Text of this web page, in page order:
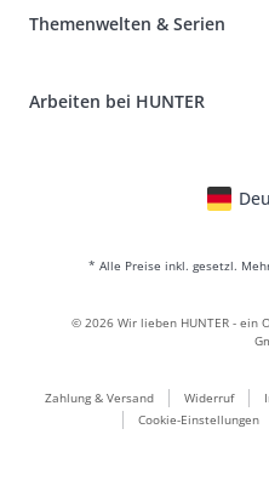
Produkte reklamieren und
Tierkrankenversicherung
It*s a family Business
Leder ist unsere Leidenschaft
Themenwelten & Serien
BVB Dortmund
Geschenkewelt
Hundebekleidung
LOVE
Arbeiten bei HUNTER
* Alle Preise inkl. gesetzl.
Zahlung & Versand Widerruf
Cookie-Einstellungen
© 2026 Wir lieben HUNTER - ein